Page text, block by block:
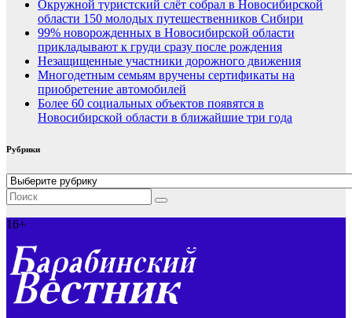
Окружной туристский слёт собрал в Новосибирской
области 150 молодых путешественников Сибири
99% новорожденных в Новосибирской области
прикладывают к груди сразу после рождения
Незащищенные участники дорожного движения
Многодетным семьям вручены сертификаты на
приобретение автомобилей
Более 60 социальных объектов появятся в
Новосибирской области в ближайшие три года
Рубрики
Рубрики
16+